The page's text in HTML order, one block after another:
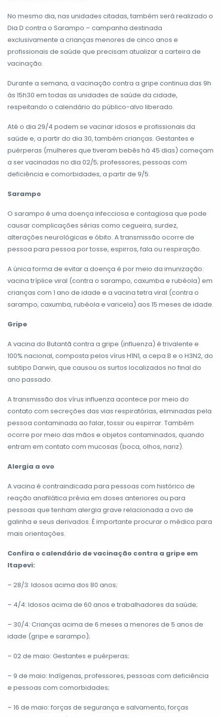
No mesmo dia, nas unidades citadas, também será realizado o
Dia D contra o Sarampo – campanha destinada
exclusivamente a crianças menores de cinco anos e
profissionais de saúde que precisam atualizar a carteira de
vacinação.
Durante a semana, a vacinação contra a gripe continua das 9h
às 15h30 em todas as unidades de saúde da cidade,
respeitando o calendário do público-alvo liberado.
Até o dia 29/4 podem se vacinar idosos e profissionais da
saúde e, a partir do dia 30, também crianças. Gestantes e
puérperas (mulheres que tiveram bebês há 45 dias) começam
a ser vacinadas no dia 02/5; professores, pessoas com
deficiência e comorbidades, a partir de 9/5.
Sarampo
O sarampo é uma doença infecciosa e contagiosa que pode
causar complicações sérias como cegueira, surdez,
alterações neurológicas e óbito. A transmissão ocorre de
pessoa para pessoa por tosse, espirros, fala ou respiração.
A única forma de evitar a doença é por meio da imunização:
vacina tríplice viral (contra o sarampo, caxumba e rubéola) em
crianças com 1 ano de idade e a vacina tetra viral (contra o
sarampo, caxumba, rubéola e varicela) aos 15 meses de idade.
Gripe
A vacina do Butantã contra a gripe (influenza) é trivalente e
100% nacional, composta pelos vírus H1N1, a cepa B e o H3N2, do
subtipo Darwin, que causou os surtos localizados no final do
ano passado.
A transmissão dos vírus influenza acontece por meio do
contato com secreções das vias respiratórias, eliminadas pela
pessoa contaminada ao falar, tossir ou espirrar. Também
ocorre por meio das mãos e objetos contaminados, quando
entram em contato com mucosas (boca, olhos, nariz).
Alergia a ovo
A vacina é contraindicada para pessoas com histórico de
reação anafilática prévia em doses anteriores ou para
pessoas que tenham alergia grave relacionada a ovo de
galinha e seus derivados. É importante procurar o médico para
mais orientações.
Confira o calendário de vacinação contra a gripe em
Itapevi:
– 28/3: Idosos acima dos 80 anos;
– 4/4: Idosos acima de 60 anos e trabalhadores da saúde;
– 30/4: Crianças acima de 6 meses a menores de 5 anos de
idade (gripe e sarampo);
– 02 de maio: Gestantes e puérperas;
– 9 de maio: Indígenas, professores, pessoas com deficiência
e pessoas com comorbidades;
– 16 de maio: forças de segurança e salvamento, forças